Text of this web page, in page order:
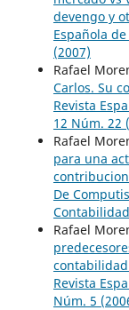
devengo y
Española
(2007)
Rafael
Carlos. Su
Revista
12 Núm. 22
Rafael
para una
De
Rafael
Revista
Núm. 5